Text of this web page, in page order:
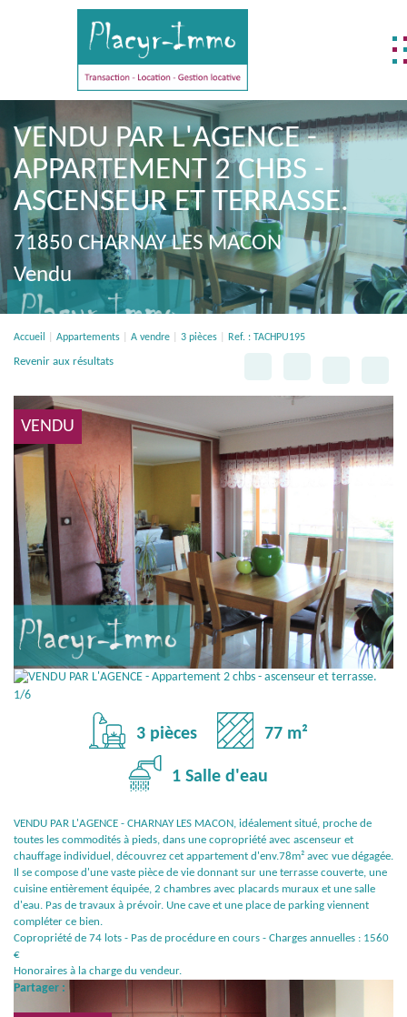
NOTRE DIFFÉRENCE
NOS MÉTIERS
BIENS DÉJÀ VENDUS
REJOIGNEZ-NOUS !
CONTACTEZ-NOUS !
ACCÈS CLIENT
VENDU PAR L'AGENCE -
APPARTEMENT 2 CHBS -
ASCENSEUR ET TERRASSE.
71850 CHARNAY LES MACON
Vendu
Accueil Appartements A vendre 3 pièces Ref. : TACHPU195
Revenir aux résultats
VENDU
3 pièces 77 m²
1 Salle d'eau
VENDU PAR L'AGENCE - CHARNAY LES MACON, idéalement situé, proche de
toutes les commodités à pieds, dans une copropriété avec ascenseur et
chauffage individuel, découvrez cet appartement d'env.78m² avec vue dégagée.
Il se compose d'une vaste pièce de vie donnant sur une terrasse couverte, une
cuisine entièrement équipée, 2 chambres avec placards muraux et une salle
d'eau. Pas de travaux à prévoir. Une cave et une place de parking viennent
compléter ce bien.
Copropriété de 74 lots - Pas de procédure en cours - Charges annuelles : 1560
€
Honoraires à la charge du vendeur.
Partager :